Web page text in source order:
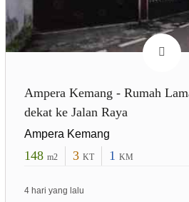
Ampera Kemang - Rumah
dekat ke Jalan Raya
Ampera Kemang
148 m2 3 KT 1 KM
4 hari yang lalu